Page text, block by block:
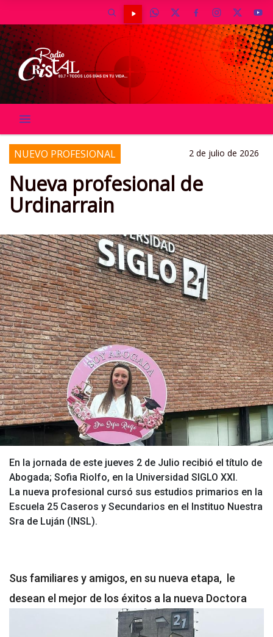
NUEVO PROFESIONAL 2 de julio de 2026
Nueva profesional de
Urdinarrain
En la jornada de este jueves 2 de Julio recibió el título de
Abogada; Sofia Riolfo, en la Universidad SIGLO XXI.
La nueva profesional cursó sus estudios primarios en la
Escuela 25 Caseros y Secundarios en el Instituo Nuestra
Sra de Luján (INSL).
Sus familiares y amigos, en su nueva etapa, le
desean el mejor de los éxitos a la nueva Doctora